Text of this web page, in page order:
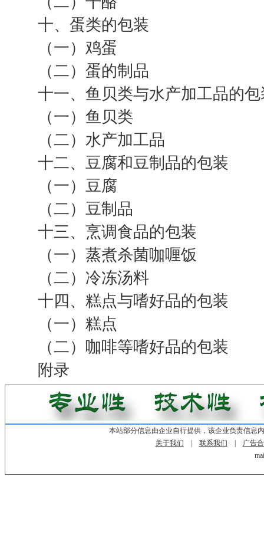
十、蛋类的包装
（一）鸡蛋
（二）蛋的制品
十一、鱼贝类与水产加工品的包
（一）鱼贝类
（二）水产加工品
十二、豆腐和豆制品的包装
（一）豆腐
（二）豆制品
十三、烹调食品的包装
（一）蒸煮杀菌咖喱饭
（二）冷冻汤料
十四、糕点与嗜好品的包装
（一）糕点
（二）咖啡等嗜好品的包装
附录
本站部分信息由企业自行提供，该企业负责信息
关于我们
联系我们
广告